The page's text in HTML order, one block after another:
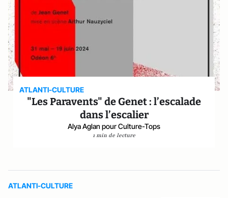
ATLANTI-CULTURE
"Les Paravents" de Genet : l’escalade
dans l’escalier
Alya Aglan pour Culture-Tops
1 min de lecture
ATLANTI-CULTURE